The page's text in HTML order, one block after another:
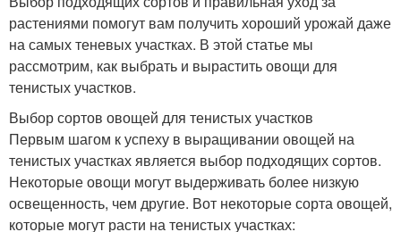
растениями помогут вам получить хороший урожай даже
на самых теневых участках. В этой статье мы
рассмотрим, как выбрать и вырастить овощи для
тенистых участков.
Выбор сортов овощей для тенистых участков
Первым шагом к успеху в выращивании овощей на
тенистых участках является выбор подходящих сортов.
Некоторые овощи могут выдерживать более низкую
освещенность, чем другие. Вот некоторые сорта овощей,
которые могут расти на тенистых участках: